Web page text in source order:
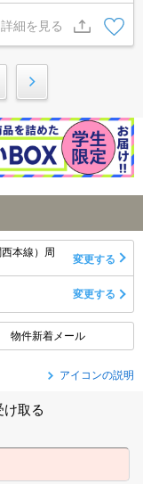
買い物らくらく♪♪ホ
ターホン完備の防犯面
きバスルーム☆エアコ
額73,000円になりま
詳細を見る
本線）周
変更する
変更する
物件新着メール
アイコンの説明
け取る